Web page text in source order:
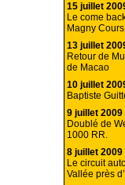
15 juillet
Le come
Magny
13 juillet
Retour de
de Macao
10 juillet
Baptiste
9 juillet 2009
Doublé de
1000 RR.
8 juillet 2009
Le circuit
Vallée près